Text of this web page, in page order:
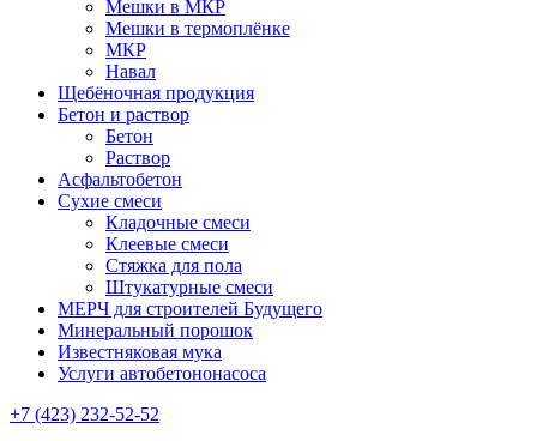
Мешки в МКР
Мешки в термоплёнке
МКР
Навал
Щебёночная продукция
Бетон и раствор
Бетон
Раствор
Асфальтобетон
Сухие смеси
Кладочные смеси
Клеевые смеси
Стяжка для пола
Штукатурные смеси
МЕРЧ для строителей Будущего
Минеральный порошок
Известняковая мука
Услуги автобетононасоса
+7 (423) 232-52-52